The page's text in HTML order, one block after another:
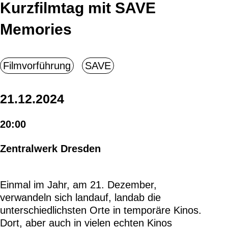
Kurzfilmtag mit SAVE
Memories
21.12.2024
20:00
Zentralwerk Dresden
Einmal im Jahr, am 21. Dezember,
verwandeln sich landauf, landab die
unterschiedlichsten Orte in temporäre Kinos.
Dort, aber auch in vielen echten Kinos